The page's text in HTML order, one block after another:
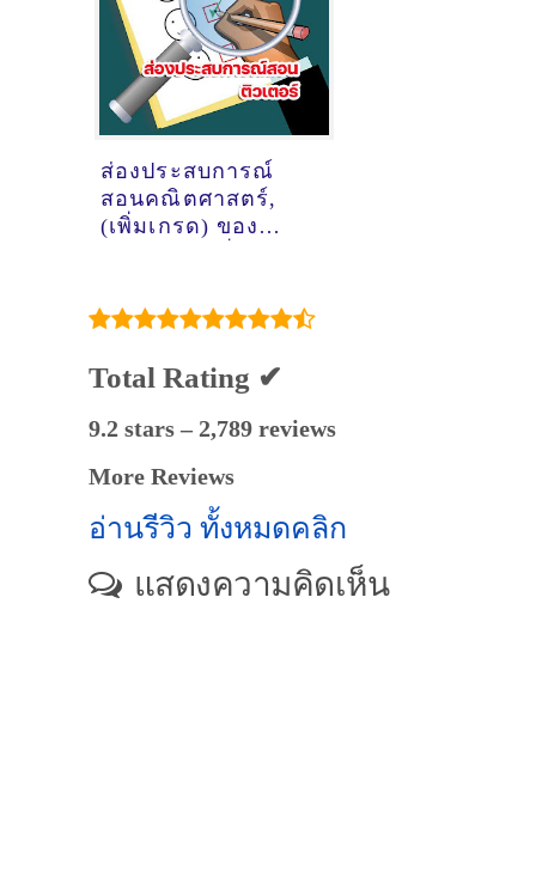
ส่องประสบการณ์
สอนคณิตศาสตร์,
(เพิ่มเกรด) ของ
วิทย์ @ม.พฤกษา 16
ซอยกันตนา บางใหญ่
Total Rating ✔
9.2 stars – 2,789 reviews
More Reviews
อ่านรีวิว ทั้งหมดคลิก
แสดงความคิดเห็น